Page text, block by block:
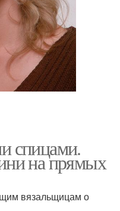
спицами.
на прямых
вязальщицам о